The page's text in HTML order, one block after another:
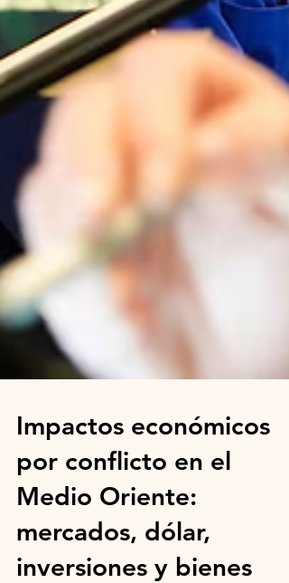
Impactos económicos
por conflicto en el
Medio Oriente:
mercados, dólar,